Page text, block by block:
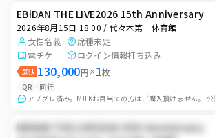
EBiDAN THE LIVE2026 15th Anniversary
2026年8月15日 18:00 / 代々木第一体育館
女性名義
席種未定
電チケ
ログイン情報打ち込み
即決 130,000円 × 1枚
QR
同行
EBiDAN THE LIVE2026 15th Anniversary